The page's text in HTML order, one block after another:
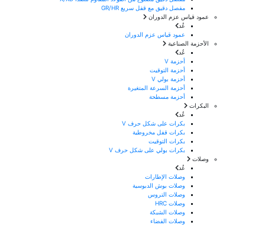
مفصل دقيق مع قفل سريع GR/HR
عمود قياس عزم الدوران
عُد
عمود قياس عزم الدوران
الأحزمة الصناعية
عُد
أحزمة V
أحزمة التوقيت
أحزمة بولي V
أحزمة السرعة المتغيرة
أحزمة مسطحة
البكرات
عُد
بكرات على شكل حرف V
بكرات قفل مخروطية
بكرات التوقيت
بكرات بولي على شكل حرف V
وصلات
عُد
وصلات الإطارات
وصلات بوش الدبوسية
وصلات التروس
وصلات HRC
وصلات الشبكة
وصلات الفضاء